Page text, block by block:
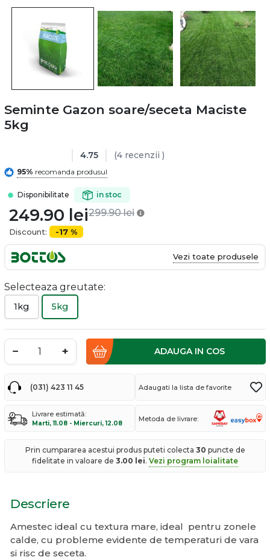
Seminte Gazon soare/seceta Maciste
5kg
4.75 (4 recenzii )
95% recomanda produsul
Disponibilitate in stoc
299.90 lei
249.90 lei
Discount: -17 %
Vezi toate produsele
Selecteaza greutate:
1kg 5kg
− + ADAUGA IN COS
(031) 423 11 45 Adaugati la lista de favorite
Livrare estimată:
Marti, 11.08 - Miercuri, 12.08
Metoda de livrare:
Prin cumpararea acestui produs puteti colecta 30 puncte de
fidelitate in valoare de 3.00 lei. Vezi program loialitate
Descriere
Amestec ideal cu textura mare, ideal pentru zonele
calde, cu probleme evidente de temperaturi de vara
si risc de seceta.